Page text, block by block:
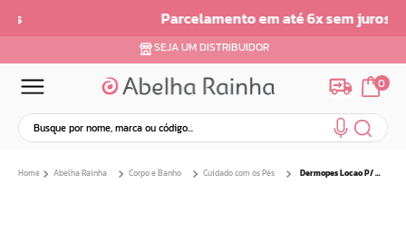
Parcelamento em até 6x sem juros
SEJA UM DISTRIBUIDOR
0
Busque por nome, marca ou código...
Abelha Rainha Corpo e Banho Cuidado com os Pés Dermopes Locao P/ Afinar Desodorante Milagre dos Pes 30ml